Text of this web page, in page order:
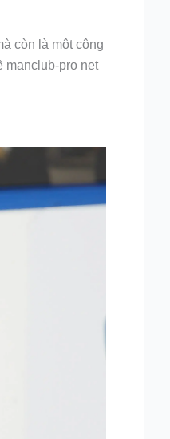
còn là một cộng
manclub-pro net